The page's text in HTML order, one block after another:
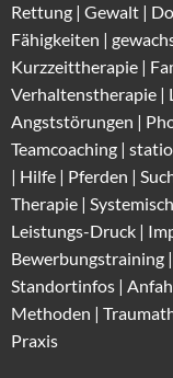
Rettung | Gewalt |
Fähigkeiten |
Kurzzeittherapie |
Verhaltenstherapie |
Angststörungen |
Teamcoaching |
| Hilfe | Pferden |
Therapie |
Leistungs-Druck |
Bewerbungstraining
Standortinfos |
Methoden |
Praxis